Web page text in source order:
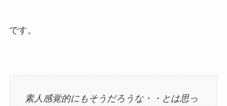
です。
素人感覚的にもそうだろうな・・とは思っ